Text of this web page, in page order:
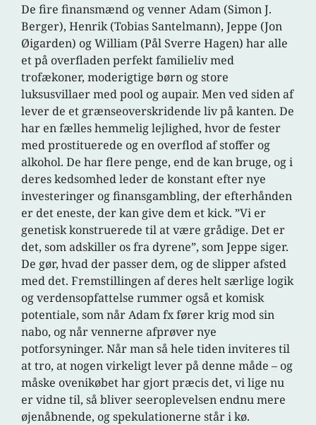
De fire finansmænd og venner Adam (Simon J.
Berger), Henrik (Tobias Santelmann), Jeppe (Jon
Øigarden) og William (Pål Sverre Hagen) har alle
et på overfladen perfekt familieliv med
trofækoner, moderigtige børn og store
luksusvillaer med pool og aupair. Men ved siden af
lever de et grænseoverskridende liv på kanten. De
har en fælles hemmelig lejlighed, hvor de fester
med prostituerede og en overflod af stoffer og
alkohol. De har flere penge, end de kan bruge, og i
deres kedsomhed leder de konstant efter nye
investeringer og finansgambling, der efterhånden
er det eneste, der kan give dem et kick. ”Vi er
genetisk konstruerede til at være grådige. Det er
det, som adskiller os fra dyrene”, som Jeppe siger.
De gør, hvad der passer dem, og de slipper afsted
med det. Fremstillingen af deres helt særlige logik
og verdensopfattelse rummer også et komisk
potentiale, som når Adam fx fører krig mod sin
nabo, og når vennerne afprøver nye
potforsyninger. Når man så hele tiden inviteres til
at tro, at nogen virkeligt lever på denne måde – og
måske ovenikøbet har gjort præcis det, vi lige nu
er vidne til, så bliver seeroplevelsen endnu mere
øjenåbnende, og spekulationerne står i kø.